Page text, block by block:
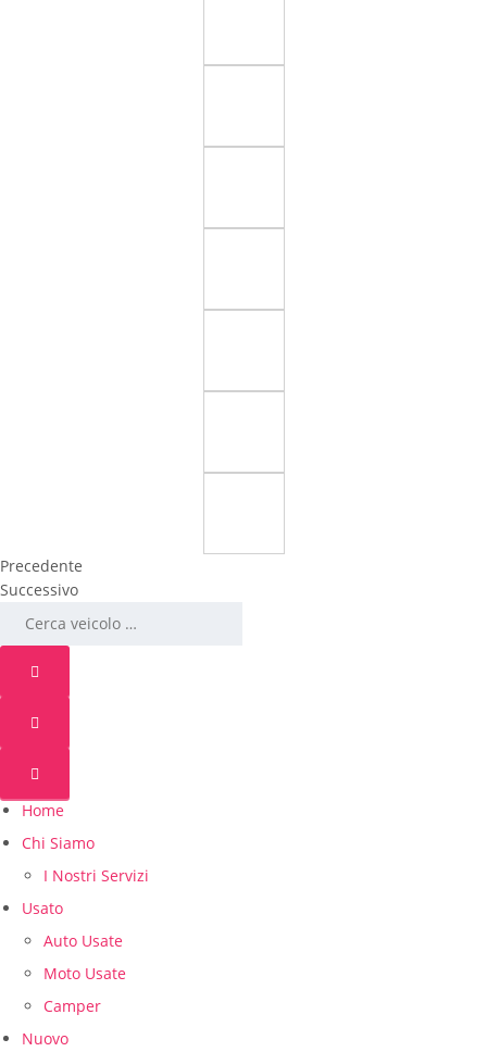
Precedente
Successivo
Home
Chi Siamo
I Nostri Servizi
Usato
Auto Usate
Moto Usate
Camper
Nuovo